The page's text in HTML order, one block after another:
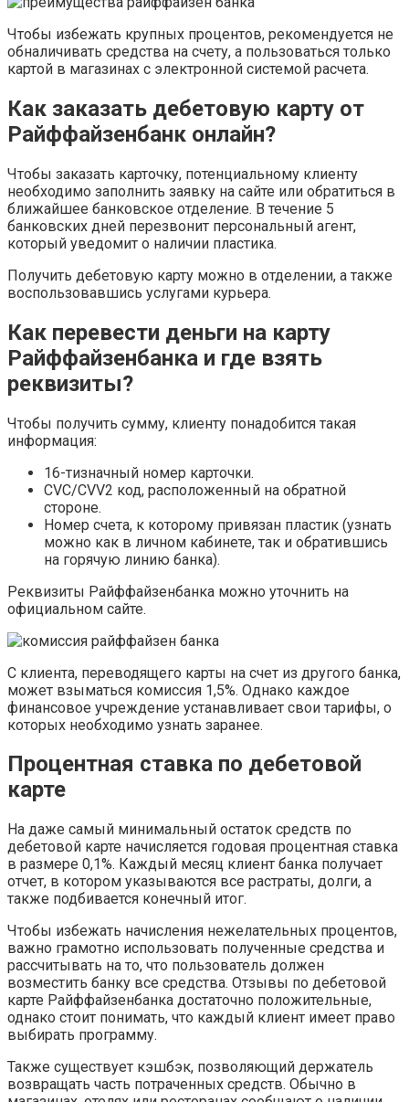
Чтобы избежать крупных процентов, рекомендуется не
обналичивать средства на счету, а пользоваться только
картой в магазинах с электронной системой расчета.
Как заказать дебетовую карту от
Райффайзенбанк онлайн?
Чтобы заказать карточку, потенциальному клиенту
необходимо заполнить заявку на сайте или обратиться в
ближайшее банковское отделение. В течение 5
банковских дней перезвонит персональный агент,
который уведомит о наличии пластика.
Получить дебетовую карту можно в отделении, а также
воспользовавшись услугами курьера.
Как перевести деньги на карту
Райффайзенбанка и где взять
реквизиты?
Чтобы получить сумму, клиенту понадобится такая
информация:
16-тизначный номер карточки.
CVC/CVV2 код, расположенный на обратной
стороне.
Номер счета, к которому привязан пластик (узнать
можно как в личном кабинете, так и обратившись
на горячую линию банка).
Реквизиты Райффайзенбанка можно уточнить на
официальном сайте.
С клиента, переводящего карты на счет из другого банка,
может взыматься комиссия 1,5%. Однако каждое
финансовое учреждение устанавливает свои тарифы, о
которых необходимо узнать заранее.
Процентная ставка по дебетовой
карте
На даже самый минимальный остаток средств по
дебетовой карте начисляется годовая процентная ставка
в размере 0,1%. Каждый месяц клиент банка получает
отчет, в котором указываются все растраты, долги, а
также подбивается конечный итог.
Чтобы избежать начисления нежелательных процентов,
важно грамотно использовать полученные средства и
рассчитывать на то, что пользователь должен
возместить банку все средства. Отзывы по дебетовой
карте Райффайзенбанка достаточно положительные,
однако стоит понимать, что каждый клиент имеет право
выбирать программу.
Также существует кэшбэк, позволяющий держатель
возвращать часть потраченных средств. Обычно в